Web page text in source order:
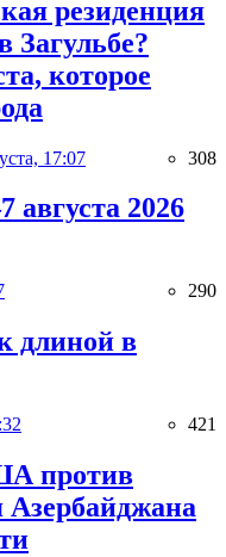
резиденция
Загульбе?
которое
17:07 308
августа 2026
290
длиной в
421
против
Азербайджана